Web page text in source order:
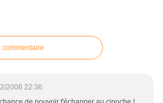
commentaire
2008 22:36